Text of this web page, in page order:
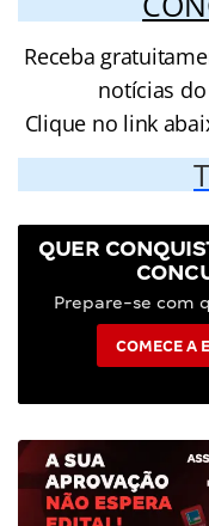
Receba
notícias
Clique no link
QUER
Prepare-se com
COMECE A